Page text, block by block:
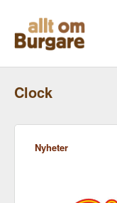
innehåll
Clock
Nyheter